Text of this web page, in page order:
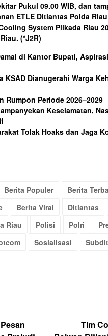
Pukul 09.00 WIB, dan
ETLE Ditlantas Polda
System Pilkada Riau
(*J2R)
di Kantor Bupati,
KSAD Dianugerahi Warga
Rumpon Periode 2026–2029
Keselamatan,
Tolak Hoaks dan Jaga
Berita Populer Berita
Berita Viral Ditlantas
Riau Polisi Polri
Sosialisasi Subdit
Tim